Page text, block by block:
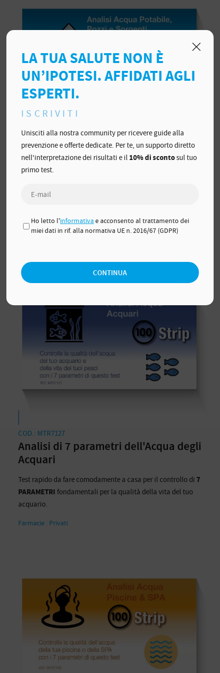
COD.: MTR7121
Analisi di 16 parametri dell'Acqua
potabile di Casa, Pozzi e Sorgenti
Test rapido da fare comodamente a casa per la rilevazione
pozzi e delle sorgenti.
COD.: MTR7127
Analisi di 7 parametri dell'Acqua degli
Acquari
Test rapido da fare comodamente a casa per il controllo di 7
PARAMETRIfondamentali per la qualità della vita del tuo
acquario.
Farmacie Privati
LA TUA SALUTE NON È
UN’IPOTESI. AFFIDATI AGLI
ESPERTI.
ISCRIVITI
Unisciti alla nostra community per ricevere guide alla
prevenzione e offerte dedicate. Per te, un supporto diretto
nell'interpretazione dei risultati e il 10% di scontosul tuo
primo test.
Ho letto l'informativa e acconsento al trattamento dei
miei dati in rif. alla normativa UE n. 2016/67 (GDPR)
CONTINUA